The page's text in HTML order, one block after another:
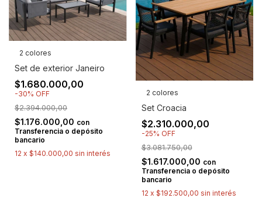
2 colores
Set de exterior Janeiro
$1.680.000,00
-30% OFF
$2.394.000,00
$1.176.000,00 con
Transferencia o depósito
bancario
12 x $140.000,00 sin interés
2 colores
Set Croacia
$2.310.000,00
-25% OFF
$3.081.750,00
$1.617.000,00 con
Transferencia o depósito
bancario
12 x $192.500,00 sin interés